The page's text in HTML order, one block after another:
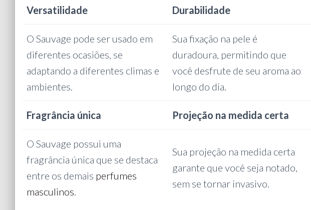
Versatilidade Durabilidade
O Sauvage pode ser usado em
diferentes ocasiões, se
adaptando a diferentes climas e
ambientes.
Sua fixação na pele é
duradoura, permitindo que
você desfrute de seu aroma ao
longo do dia.
Fragrância única Projeção na medida certa
O Sauvage possui uma
fragrância única que se destaca
entre os demais perfumes
masculinos.
Sua projeção na medida certa
garante que você seja notado,
sem se tornar invasivo.